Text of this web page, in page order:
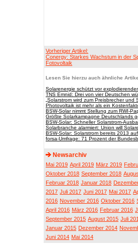
Vorheriger Artikel:
Conergy: Starkes Wachstum in der
Fotovoltaik
Lesen Sie hierzu auch ähnliche
Solarenergie schützt vor
TNS Emnid: Drei von vier Deutschen
„Solarstrom wird zum Preisbrecher
Photovoltaik ist mehr als ein
BSW-Solar nimmt Stellung zum RWI-
Größte Solarkampagne Deutschlands
BSW-Solar: Schneller Solarstrom-
Solarbranche alarmiert: Union will
BSW-Solar: Solarstrom bereits 2013
forsa-Umfrage: 71 Prozent der
Newsarchiv
Mai 2019 April 2019 März 2019
Oktober 2018 September 2018
Februar 2018 Januar 2018
2017 Juli 2017 Juni 2017 Mai 2017
2016 November 2016 Oktober 2016
April 2016 März 2016 Februar 2016
September 2015 August 2015 Juli
Januar 2015 Dezember 2014
Juni 2014 Mai 2014